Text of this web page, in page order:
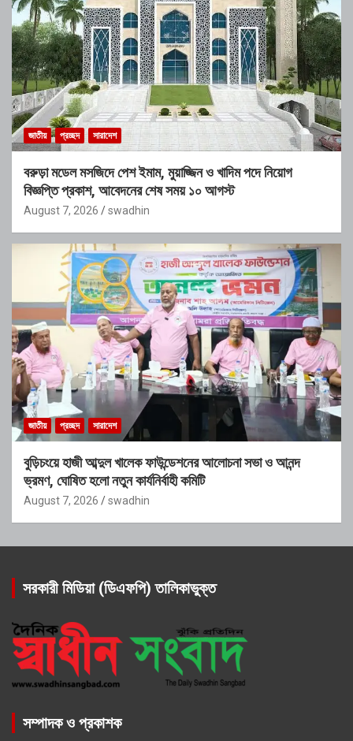
জাতীয় প্রচ্ছদ সারাদেশ
বরুড়া মডেল মসজিদে পেশ ইমাম, মুয়াজ্জিন ও খাদিম পদে নিয়োগ
বিজ্ঞপ্তি প্রকাশ, আবেদনের শেষ সময় ১০ আগস্ট
August 7, 2026 swadhin
জাতীয় প্রচ্ছদ সারাদেশ
বুড়িচংয়ে হাজী আব্দুল খালেক ফাউন্ডেশনের আলোচনা সভা ও আনন্দ
ভ্রমণ, ঘোষিত হলো নতুন কার্যনির্বাহী কমিটি
August 7, 2026 swadhin
সরকারী মিডিয়া (ডিএফপি) তালিকাভুক্ত
সম্পাদক ও প্রকাশক